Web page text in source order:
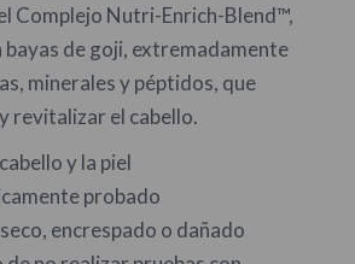
Complejo Nutri-Enrich-Blend™,
bayas de goji, extremadamente
minerales y péptidos, que
revitalizar el cabello.
y la piel
probado
encrespado o dañado